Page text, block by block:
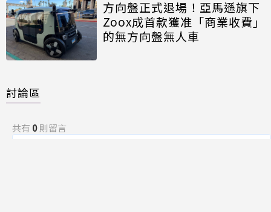
方向盤正式退場！亞馬遜旗下
Zoox成首款獲准「商業收費」
的無方向盤無人車
討論區
共有 0則留言